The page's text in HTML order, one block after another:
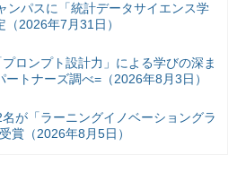
ンパスに「統計データサイエンス学
2026年7月31日）
ロンプト設計力」による学びの深ま
ートナーズ調べ=（2026年8月3日）
が「ラーニングイノベーショングラ
賞（2026年8月5日）